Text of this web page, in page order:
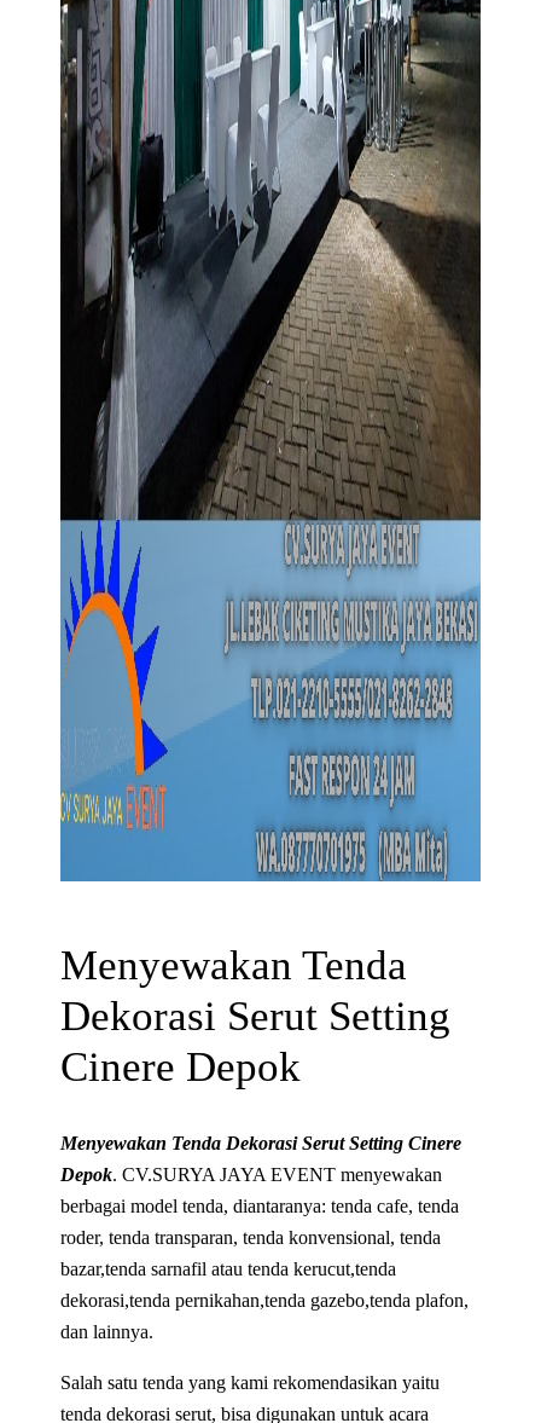
Menyewakan Tenda
Dekorasi Serut Setting
Cinere Depok
Menyewakan Tenda Dekorasi Serut Setting Cinere
Depok. CV.SURYA JAYA EVENT menyewakan
berbagai model tenda, diantaranya: tenda cafe, tenda
roder, tenda transparan, tenda konvensional, tenda
bazar,tenda sarnafil atau tenda kerucut,tenda
dekorasi,tenda pernikahan,tenda gazebo,tenda plafon,
dan lainnya.
Salah satu tenda yang kami rekomendasikan yaitu
tenda dekorasi serut, bisa digunakan untuk acara